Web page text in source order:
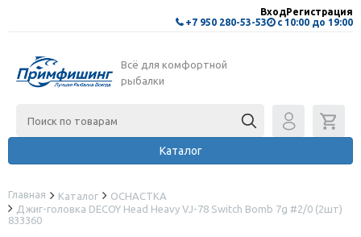
+7 950 280-53-53 с 10:00 до 19:00
ВходРегистрация
Всё для комфортной
рыбалки
Каталог
Главная Каталог
ОСНАСТКА
Джиг-головка DECOY Head Heavy VJ-78 Switch Bomb 7g #2/0 (2шт)
833360